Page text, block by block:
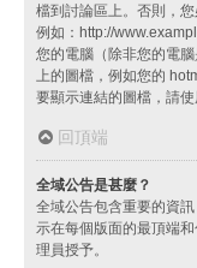
檔到討論區上。否則，
例如：http://
您的電腦（除非您的電
上的圖檔，例如您的
要顯示連結的圖檔，請使
回頂端
全域公告是甚麼？
全域公告包含重要的資
示在每個版面的最頂端
理員授予。